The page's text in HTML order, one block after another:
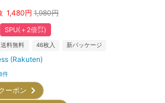
1,480円 1,980円
SPU(＋2倍㌽)
送料無料 46枚入 新パッケージ
(Rakuten)
件
ーポン